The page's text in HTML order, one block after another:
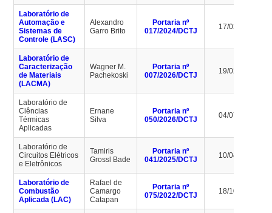
Laboratório de
Automação e
Sistemas de
Controle (LASC)
Alexandro
Garro Brito
Portaria nº
017/2024/DCTJ
17/02/2028
Laboratório de
Caracterização
de Materiais
(LACMA)
Wagner M.
Pachekoski
Portaria nº
007/2026/DCTJ
19/02/2030
Laboratório de
Ciências
Térmicas
Aplicadas
Ernane
Silva
Portaria nº
050/2026/DCTJ
04/07/2030
Laboratório de
Circuitos Elétricos
e Eletrônicos
Tamiris
Grossl Bade
Portaria nº
041/2025/DCTJ
10/04/2029
Laboratório de
Combustão
Aplicada (LAC)
Rafael de
Camargo
Catapan
Portaria nº
075/2022/DCTJ
18/10/2026